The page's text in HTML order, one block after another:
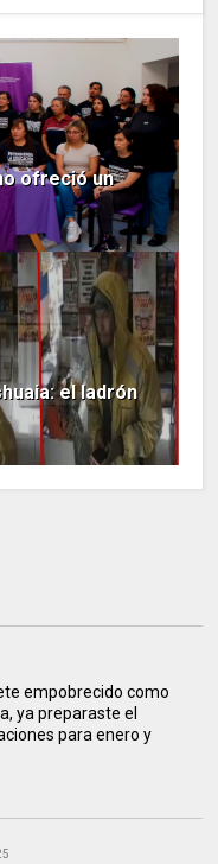
ofreció un
el ladrón
empobrecido como
ya preparaste el
para enero y